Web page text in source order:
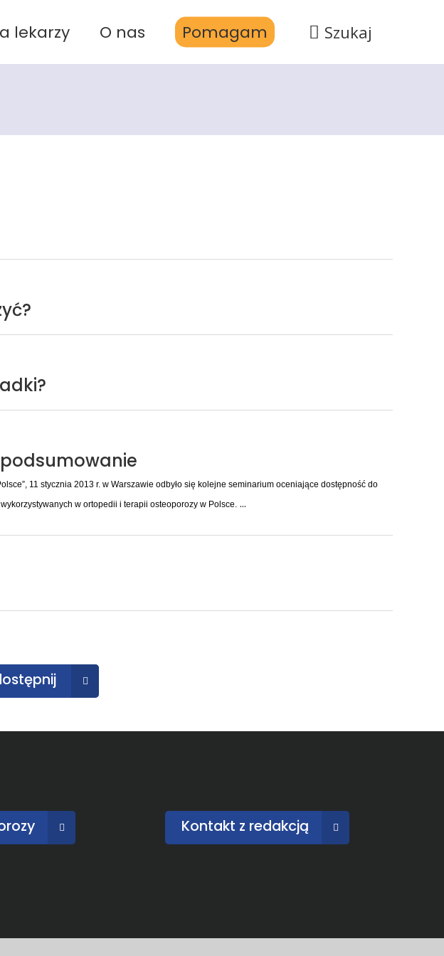
lekarzy O nas Pomagam Szukaj
podsumowanie
11 stycznia 2013 r. w Warszawie odbyło się kolejne seminarium oceniające dostępność do
w ortopedii i terapii osteoporozy w Polsce.
Kontakt z redakcją